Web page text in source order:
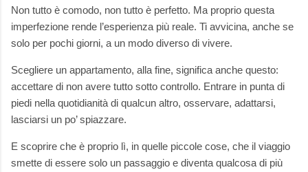
Non tutto è comodo, non tutto è perfetto. Ma proprio questa
imperfezione rende l’esperienza più reale. Ti avvicina, anche se
solo per pochi giorni, a un modo diverso di vivere.
Scegliere un appartamento, alla fine, significa anche questo:
accettare di non avere tutto sotto controllo. Entrare in punta di
piedi nella quotidianità di qualcun altro, osservare, adattarsi,
lasciarsi un po’ spiazzare.
E scoprire che è proprio lì, in quelle piccole cose, che il viaggio
smette di essere solo un passaggio e diventa qualcosa di più